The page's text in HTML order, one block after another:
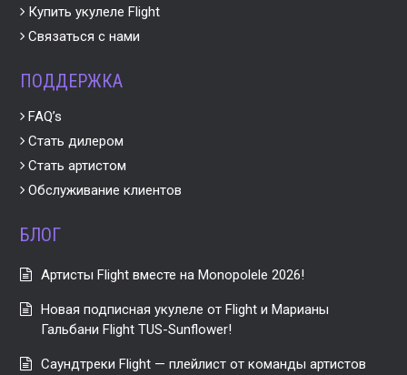
Купить укулеле Flight
Связаться с нами
ПОДДЕРЖКА
FAQ’s
Стать дилером
Стать артистом
Обслуживание клиентов
БЛОГ
Артисты Flight вместе на Monopolele 2026!
Новая подписная укулеле от Flight и Марианы
Гальбани Flight TUS-Sunflower!
Саундтреки Flight — плейлист от команды артистов